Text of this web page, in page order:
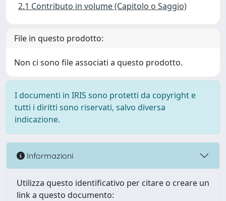
2.1 Contributo in volume (Capitolo o Saggio)
File in questo prodotto:
Non ci sono file associati a questo prodotto.
I documenti in IRIS sono protetti da copyright e
tutti i diritti sono riservati, salvo diversa
indicazione.
Informazioni
Utilizza questo identificativo per citare o creare un
link a questo documento: